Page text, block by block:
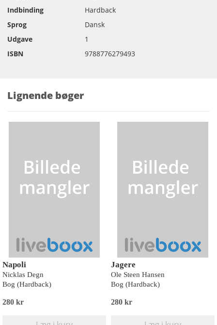
Indbinding
Hardback
Sprog
Dansk
Udgave
1
ISBN
9788776279493
Lignende bøger
Napoli
Nicklas Degn
Bog (Hardback)
280 kr
Jagere
Ole Steen Hansen
Bog (Hardback)
280 kr